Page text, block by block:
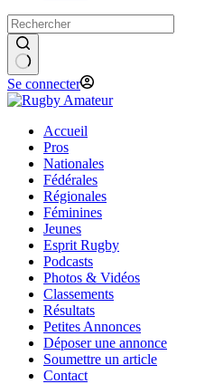
Se connecter
Accueil
Pros
Nationales
Fédérales
Régionales
Féminines
Jeunes
Esprit Rugby
Podcasts
Photos & Vidéos
Classements
Résultats
Petites Annonces
Déposer une annonce
Soumettre un article
Contact